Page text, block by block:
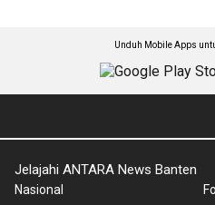
Unduh Mobile Apps
Jelajahi ANTARA News Banten
Nasional